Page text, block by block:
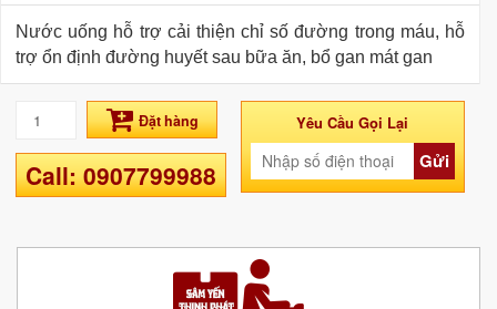
Nước uống hỗ trợ cải thiện chỉ số đường trong máu, hỗ
trợ ổn định đường huyết sau bữa ăn, bổ gan mát gan
Đặt hàng
Call: 0907799988
Yêu Cầu Gọi Lại
Gửi